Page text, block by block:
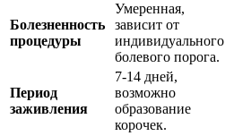
Болезненность
процедуры
Умеренная,
зависит от
индивидуального
болевого порога.
Период
заживления
7-14 дней,
возможно
образование
корочек.